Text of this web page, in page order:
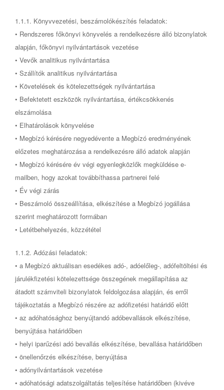
1.1.1. Könyvvezetési, beszámolókészítés feladatok:
• Rendszeres főkönyvi könyvelés a rendelkezésre álló bizonylatok
alapján, főkönyvi nyilvántartások vezetése
• Vevők analitikus nyilvántartása
• Szállítók analitikus nyilvántartása
• Követelések és kötelezettségek nyilvántartása
• Befektetett eszközök nyilvántartása, értékcsökkenés
elszámolása
• Elhatárolások könyvelése
• Megbízó kérésére negyedévente a Megbízó eredményének
előzetes meghatározása a rendelkezésre álló adatok alapján
• Megbízó kérésére év végi egyenlegközlők megküldése e-
mailben, hogy azokat továbbíthassa partnerei felé
• Év végi zárás
• Beszámoló összeállítása, elkészítése a Megbízó jogállása
szerint meghatározott formában
• Letétbehelyezés, közzététel
1.1.2. Adózási feladatok:
• a Megbízó aktuálisan esedékes adó-, adóelőleg-, adófeltöltési és
járulékfizetési kötelezettsége összegének megállapítása az
átadott számviteli bizonylatok feldolgozása alapján, és erről
tájékoztatás a Megbízó részére az adófizetési határidő előtt
• az adóhatósághoz benyújtandó adóbevallások elkészítése,
benyújtása határidőben
• helyi iparűzési adó bevallás elkészítése, bevallása határidőben
• önellenőrzés elkészítése, benyújtása
• adónyilvántartások vezetése
• adóhatósági adatszolgáltatás teljesítése határidőben (kivéve